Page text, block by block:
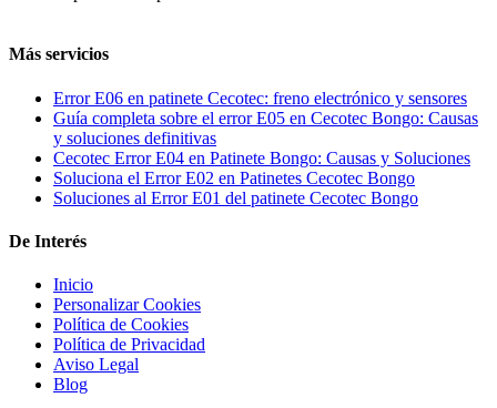
Más servicios
Error E06 en patinete Cecotec: freno electrónico y sensores
Guía completa sobre el error E05 en Cecotec Bongo: Causas
y soluciones definitivas
Cecotec Error E04 en Patinete Bongo: Causas y Soluciones
Soluciona el Error E02 en Patinetes Cecotec Bongo
Soluciones al Error E01 del patinete Cecotec Bongo
De Interés
Inicio
Personalizar Cookies
Política de Cookies
Política de Privacidad
Aviso Legal
Blog